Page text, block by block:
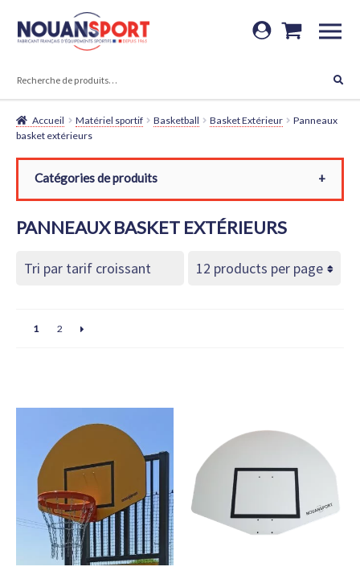
Aller
Aller
Accueil Matériel sportif Basketball Basket Extérieur
Panneaux
basket extérieurs
PANNEAUX BASKET EXTÉRIEURS
1 2
Catégories de produits
Matériel sportif
Basketball